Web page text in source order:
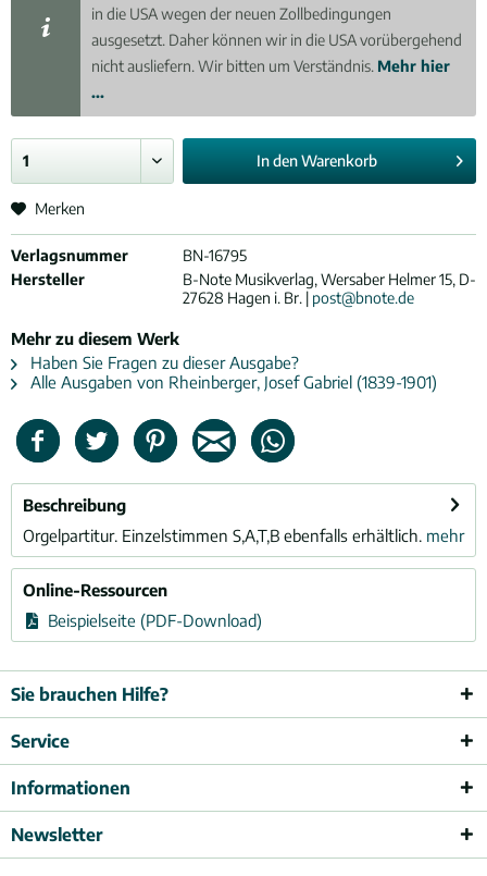
in die USA wegen der neuen Zollbedingungen
ausgesetzt. Daher können wir in die USA vorübergehend
nicht ausliefern. Wir bitten um Verständnis. Mehr hier
...
In denWarenkorb
Merken
Verlagsnummer
BN-16795
Hersteller
B-Note Musikverlag, Wersaber Helmer 15, D-
27628 Hagen i. Br. | post@bnote.de
Mehr zu diesem Werk
Haben Sie Fragen zu dieser Ausgabe?
Alle Ausgaben von Rheinberger, Josef Gabriel (1839-1901)
Beschreibung
Orgelpartitur. Einzelstimmen S,A,T,B ebenfalls erhältlich. mehr
Online-Ressourcen
Beispielseite (PDF-Download)
Sie brauchen Hilfe?
Service
Informationen
Newsletter